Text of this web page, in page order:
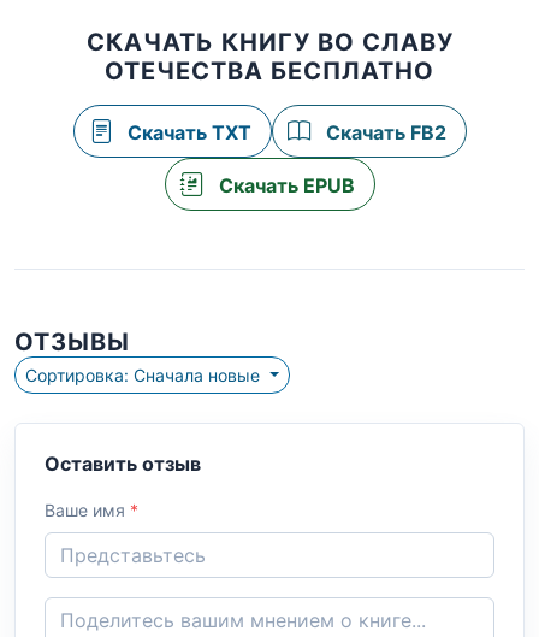
СКАЧАТЬ КНИГУ ВО СЛАВУ
ОТЕЧЕСТВА БЕСПЛАТНО
Скачать TXT Скачать FB2
Скачать EPUB
ОТЗЫВЫ
Сортировка: Сначала новые
Оставить отзыв
Ваше имя *